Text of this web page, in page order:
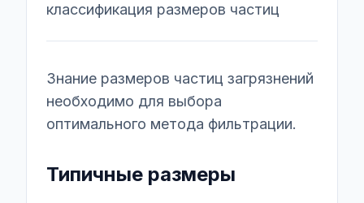
классификация размеров частиц
Знание размеров частиц загрязнений
необходимо для выбора
оптимального метода фильтрации.
Типичные размеры